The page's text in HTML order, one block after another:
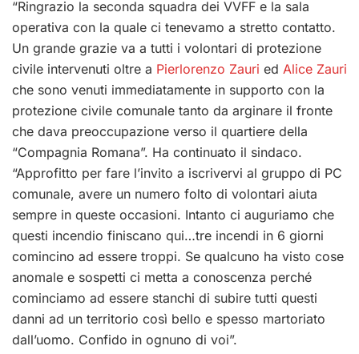
“Ringrazio la seconda squadra dei VVFF e la sala
operativa con la quale ci tenevamo a stretto contatto.
Un grande grazie va a tutti i volontari di protezione
civile intervenuti oltre a Pierlorenzo Zauri ed Alice Zauri
che sono venuti immediatamente in supporto con la
protezione civile comunale tanto da arginare il fronte
che dava preoccupazione verso il quartiere della
“Compagnia Romana”. Ha continuato il sindaco.
“Approfitto per fare l’invito a iscrivervi al gruppo di PC
comunale, avere un numero folto di volontari aiuta
sempre in queste occasioni. Intanto ci auguriamo che
questi incendio finiscano qui…tre incendi in 6 giorni
comincino ad essere troppi. Se qualcuno ha visto cose
anomale e sospetti ci metta a conoscenza perché
cominciamo ad essere stanchi di subire tutti questi
danni ad un territorio così bello e spesso martoriato
dall’uomo. Confido in ognuno di voi”.